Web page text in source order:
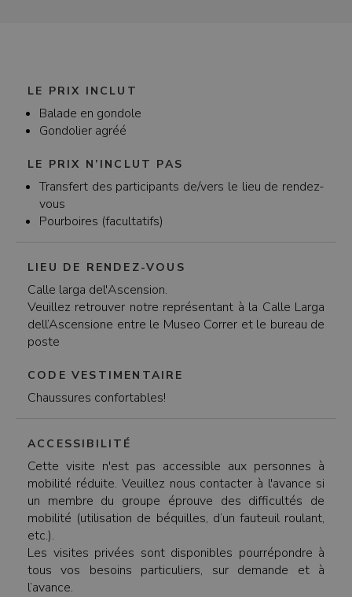
LE PRIX INCLUT
Balade en gondole
Gondolier agréé
LE PRIX N’INCLUT PAS
Transfert des participants de/vers le lieu de rendez-
vous
Pourboires (facultatifs)
LIEU DE RENDEZ-VOUS
Calle larga del'Ascension.
Veuillez retrouver notre représentant à la Calle Larga
dell’Ascensione entre le Museo Correr et le bureau de
poste
CODE VESTIMENTAIRE
Chaussures confortables!
ACCESSIBILITÉ
Cette visite n'est pas accessible aux personnes à
mobilité réduite. Veuillez nous contacter à l'avance si
un membre du groupe éprouve des difficultés de
mobilité (utilisation de béquilles, d’un fauteuil roulant,
etc.).
Les visites privées sont disponibles pourrépondre à
tous vos besoins particuliers, sur demande et à
l’avance.